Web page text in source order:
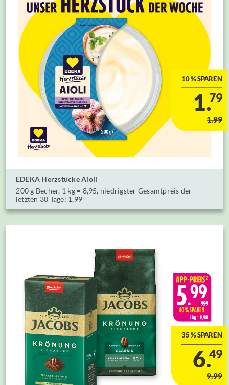
10 % SPAREN
1.79
1.99
EDEKA Herzstücke Aioli
⁣⁣200 g Becher, 1 kg = 8,95, niedrigster Gesamtpreis der
letzten 30 Tage: 1,99
35 % SPAREN
6.49
9.99